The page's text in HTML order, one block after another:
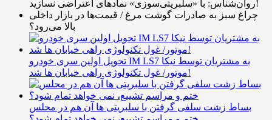
روان‌شناس: با «سلبریتی‌سوزی» نمادهای اعتراضی نسازید!
چراغ سبز به صادرات گوشت مرغ / قیمت‌ها در بازار داخلی
بالا می‌رود؟
تحویل اولین سری خودرو IM LS7 به مشتریان توسط نیکا
موتور/ غول تکنولوژی راهی خیابان ها شد!
بساط زشت سلفی گرفتن با سلبریتی ها آن هم در محلس